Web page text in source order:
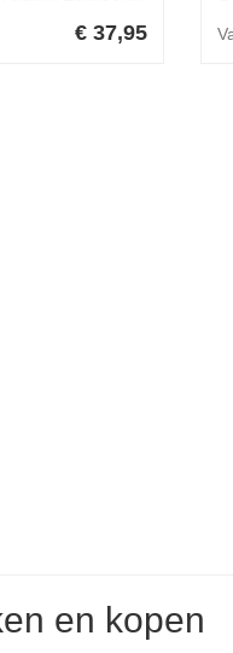
€ 37,95
en kopen